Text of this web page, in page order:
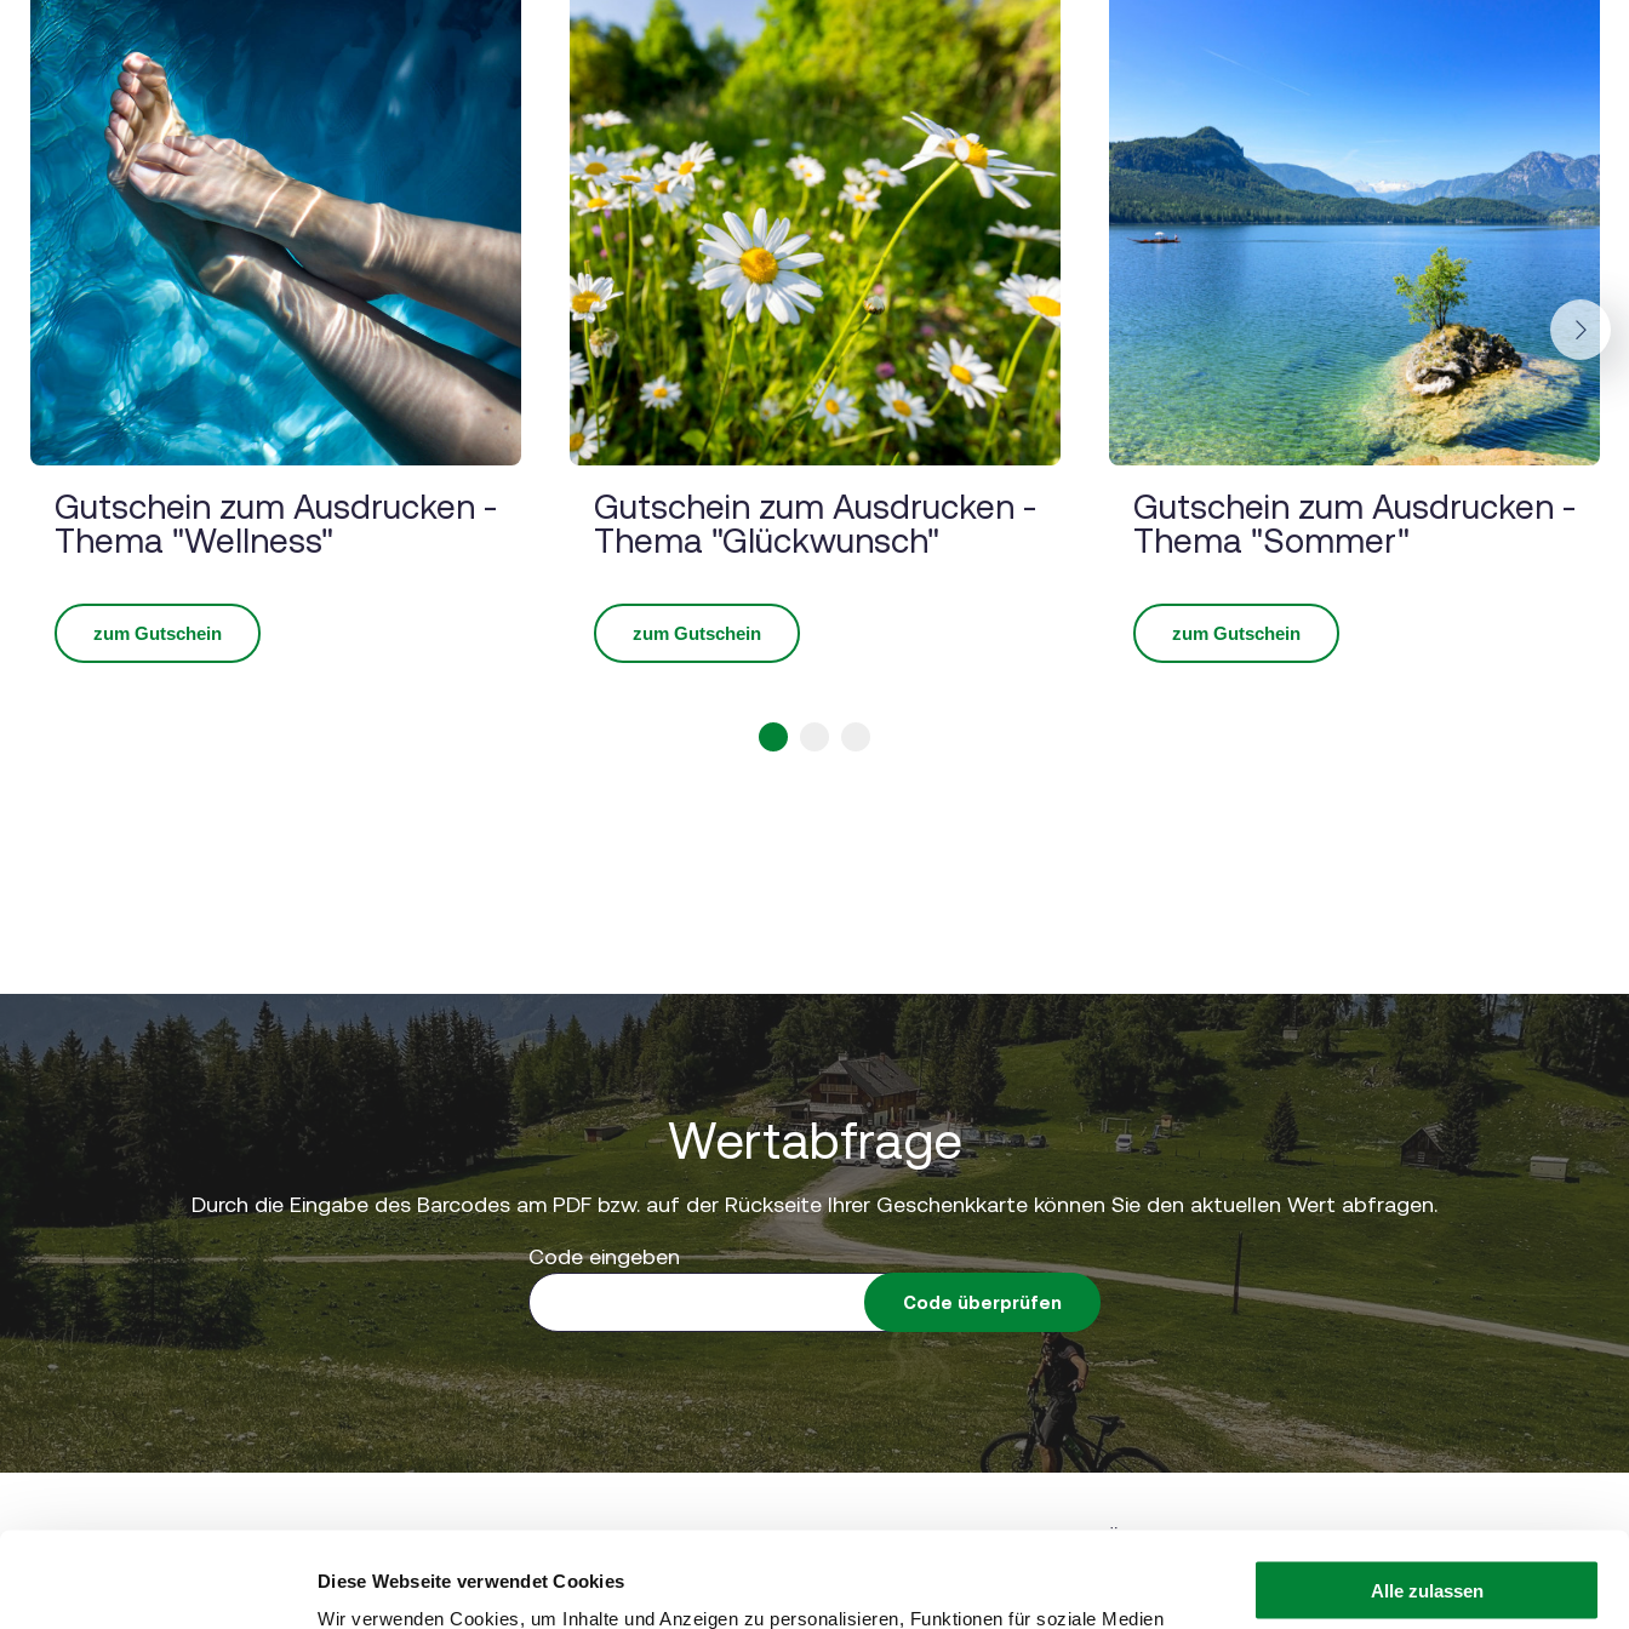
Diese Webseite verwendet Cookies
Wir verwenden Cookies, um Inhalte und Anzeigen zu personalisieren, Funktionen für soziale Medien
Alle zulassen
Gutschein zum Ausdrucken -
Thema "Wellness"
zum Gutschein
Gutschein zum Ausdrucken -
Thema "Glückwunsch"
zum Gutschein
Gutschein zum Ausdrucken -
Thema "Sommer"
zum Gutschein
Next
Wertabfrage
Durch die Eingabe des Barcodes am PDF bzw. auf der Rückseite Ihrer Geschenkkarte können Sie den aktuellen Wert abfragen.
Code eingeben
Code überprüfen
Steiermark Tourismus • Steirische Tourismusmarketing GmbH • St.-Peter-Hauptstrasse 243 • 8042 Graz • Österreich